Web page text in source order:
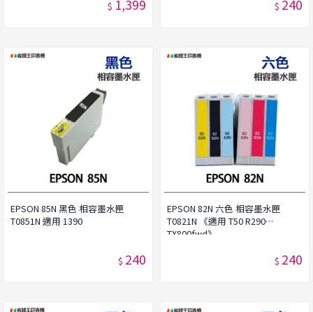
$ 1,399 $ 240
EPSON 85N 黑色 相容墨水匣
T0851N 適用 1390
$ 240
EPSON 82N 六色 相容墨水匣
T0821N 《適用 T50 R290
TX800fwd》
$ 240